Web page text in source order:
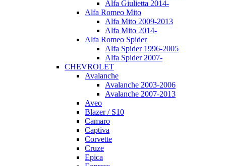
Alfa Giulietta 2014-
Alfa Romeo Mito
Alfa Mito 2009-2013
Alfa Mito 2014-
Alfa Romeo Spider
Alfa Spider 1996-2005
Alfa Spider 2007-
CHEVROLET
Avalanche
Avalanche 2003-2006
Avalanche 2007-2013
Aveo
Blazer / S10
Camaro
Captiva
Corvette
Cruze
Epica